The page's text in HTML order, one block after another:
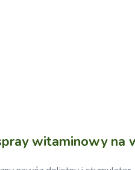
witaminowy